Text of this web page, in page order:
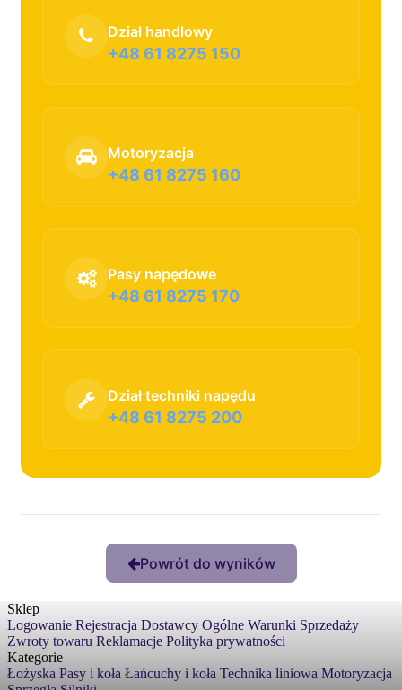
Dział handlowy
+48 61 8275 150
Motoryzacja
+48 61 8275 160
Pasy napędowe
+48 61 8275 170
Dział techniki napędu
+48 61 8275 200
Powrót do wyników
Sklep
Logowanie Rejestracja Dostawcy Ogólne Warunki Sprzedaży
Zwroty towaru Reklamacje Polityka prywatności
Kategorie
Łożyska Pasy i koła Łańcuchy i koła Technika liniowa Motoryzacja